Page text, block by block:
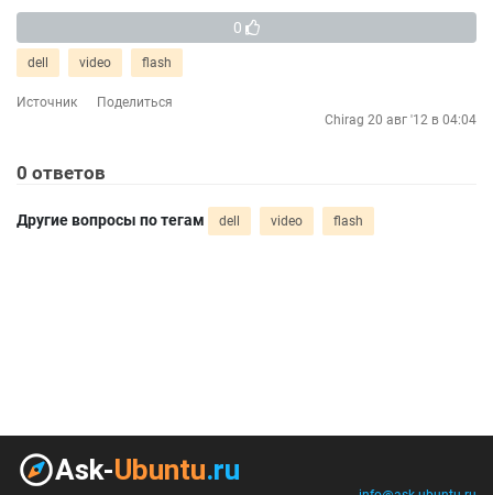
0
dell video flash
Источник
Поделиться
Chirag 20 авг '12 в 04:04
0 ответов
Другие вопросы по тегам dell video flash